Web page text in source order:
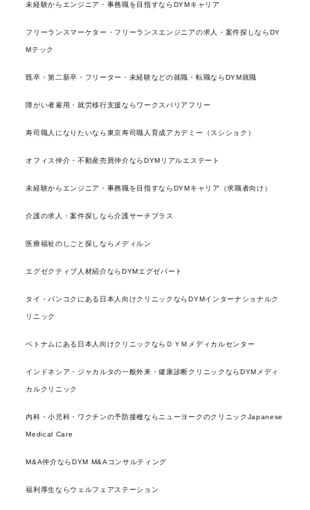
未経験からエンジニア・事務職を目指すならDYMキャリア
フリーランスマーケター・フリーランスエンジニアの求人・案件探しならDY
Mテック
既卒・第二新卒・フリーター・未経験などの就職・転職ならDYM就職
障がい者雇用・就労移行支援ならワークスバリアフリー
寿司職人になりたいなら東京寿司職人育成アカデミー（スシショク）
オフィス仲介・不動産売買仲介ならDYMリアルエステート
未経験からエンジニア・事務職を目指すならDYMキャリア（求職者向け）
介護の求人・案件探しなら介護サーチプラス
医療福祉のしごと探しならメディルン
エグゼクティブ人材紹介ならDYMエグゼパート
タイ・バンコクにある日本人向けクリニックならDYMインターナショナルク
リニック
ベトナムにある日本人向けクリニックならＤＹＭメディカルセンター
インドネシア・ジャカルタの一般外来・健康診断クリニックならDYMメディ
カルクリニック
内科・小児科・ワクチンの予防接種ならニューヨークのクリニックJapanese
Medical Care
M&A仲介ならDYM M&Aコンサルティング
福利厚生ならウェルフェアステーション